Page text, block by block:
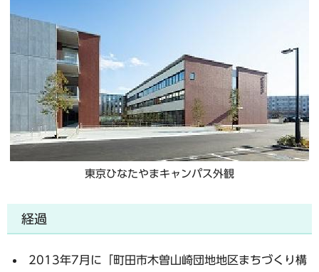
東京ひなたやまキャンパス外観
経過
2013年7月に「町田市木曽山崎団地地区まちづくり構